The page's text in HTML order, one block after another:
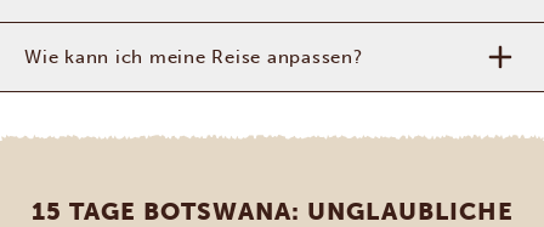
Wie kann ich meine Reise anpassen?
15 TAGE BOTSWANA: UNGLAUBLICHE